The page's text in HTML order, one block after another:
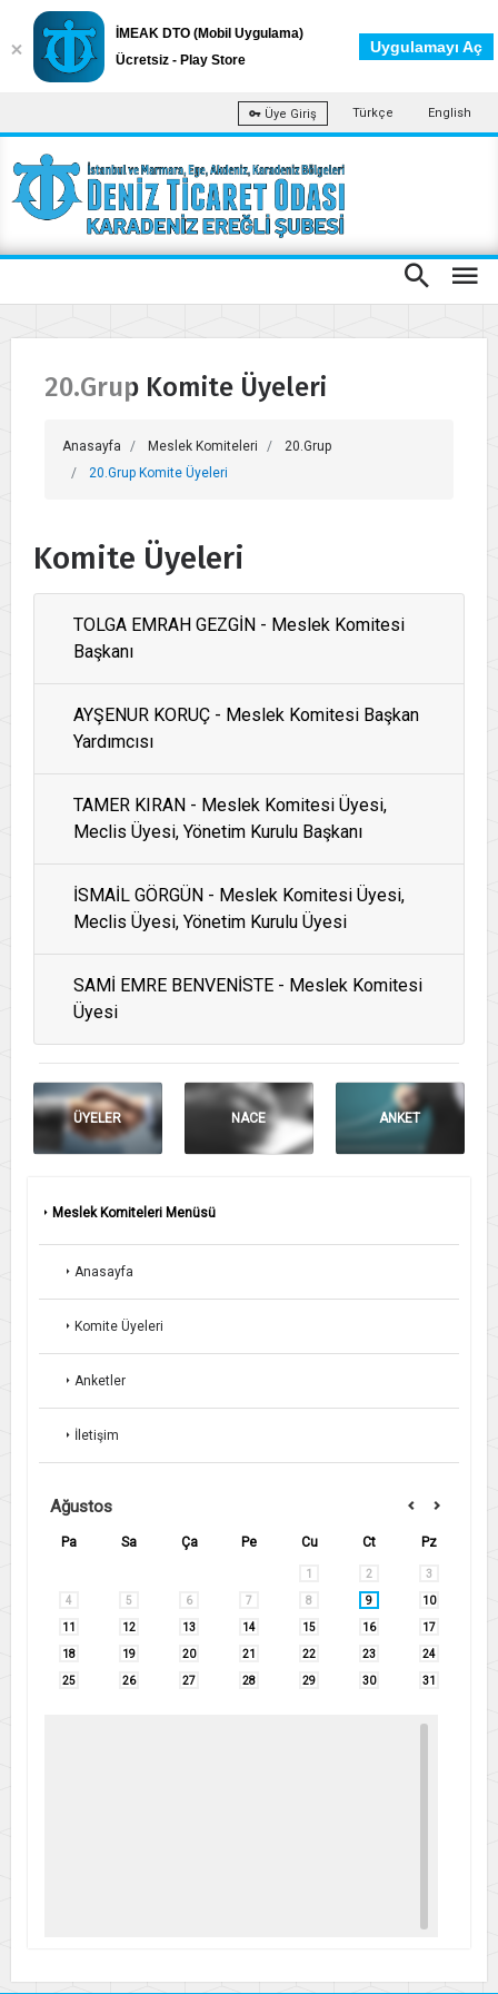
Üye Giriş Türkçe English
20.Grup Komite Üyeleri
Anasayfa Meslek Komiteleri
20.Grup
20.Grup Komite Üyeleri
Komite Üyeleri
TOLGA EMRAH GEZGİN - Meslek Komitesi
Başkanı
AYŞENUR KORUÇ - Meslek Komitesi Başkan
Yardımcısı
TAMER KIRAN - Meslek Komitesi Üyesi,
Meclis Üyesi, Yönetim Kurulu Başkanı
İSMAİL GÖRGÜN - Meslek Komitesi Üyesi,
Meclis Üyesi, Yönetim Kurulu Üyesi
SAMİ EMRE BENVENİSTE - Meslek Komitesi
Üyesi
ÜYELER NACE ANKET
Meslek Komiteleri Menüsü
Anasayfa
Komite Üyeleri
Anketler
İletişim
Ağustos
Pa Sa Ça Pe Cu Ct Pz
1 2 3
4 5 6 7 8 9 10
11 12 13 14 15 16 17
18 19 20 21 22 23 24
25 26 27 28 29 30 31
İMEAK DTO (Mobil Uygulama)
Ücretsiz - Play Store
Uygulamayı Aç